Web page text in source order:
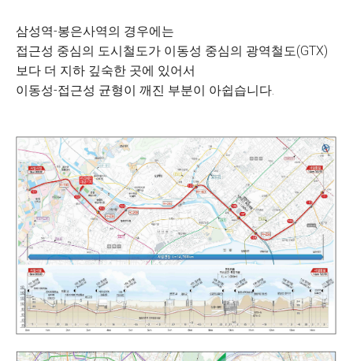
삼성역-봉은사역의 경우에는
접근성 중심의 도시철도가 이동성 중심의 광역철도(GTX)
보다 더 지하 깊숙한 곳에 있어서
이동성-접근성 균형이 깨진 부분이 아쉽습니다.